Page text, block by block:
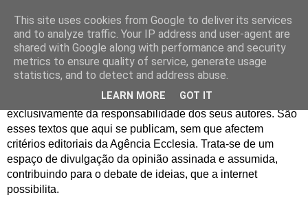
Jornal de Opinião
São muitos os textos enviados para a Agência Ecclesia com
pedido de publicação. De diferentes personalidades e
contextos sociais e eclesiais, o seu conteúdo é
exclusivamente da responsabilidade dos seus autores. São
esses textos que aqui se publicam, sem que afectem
critérios editoriais da Agência Ecclesia. Trata-se de um
espaço de divulgação da opinião assinada e assumida,
contribuindo para o debate de ideias, que a internet
possibilita.
This site uses cookies from Google to deliver its services
and to analyze traffic. Your IP address and user-agent are
shared with Google along with performance and security
metrics to ensure quality of service, generate usage
statistics, and to detect and address abuse.
LEARN MORE GOT IT